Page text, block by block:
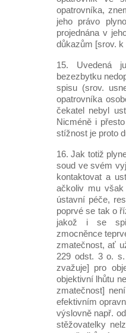
opatrovníka,
jeho právo
projednána v
důkazům [srov. k
15. Uvedená
bezezbytku
spisu (srov.
opatrovníka
čekatel nebyl
Nicméně i
stížnost je proto
16. Jak totiž
soud ve svém
kontaktovat a
ačkoliv mu však
ústavní péče,
poprvé se tak o
jakož i se
zmocněnce
zmatečnost, ať
229 odst. 3 o.
zvažuje] pro
objektivní lhůtu
zmatečnost]
efektivním
výslovně např.
stěžovatelky